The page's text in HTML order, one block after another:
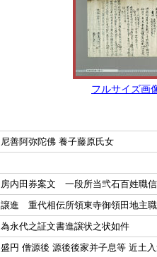
フルサイズ画
尼善阿弥陀佛 養子藤原氏女
房内田券案文 一段所当弐石百姓職
譲進 重代相伝所領東寺御領田地主
為永代之証文書進譲状之状如件
盛円 僧源後 源後後家并子息等 近土